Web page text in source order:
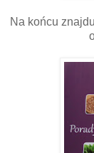
Na końcu